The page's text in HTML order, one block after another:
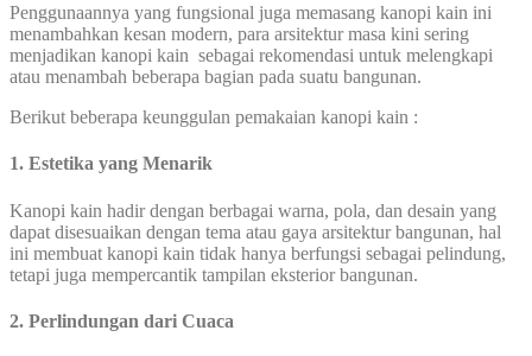
Penggunaannya yang fungsional juga memasang kanopi kain ini
menambahkan kesan modern, para arsitektur masa kini sering
menjadikan kanopi kain sebagai rekomendasi untuk melengkapi
atau menambah beberapa bagian pada suatu bangunan.
Berikut beberapa keunggulan pemakaian kanopi kain :
1. Estetika yang Menarik
Kanopi kain hadir dengan berbagai warna, pola, dan desain yang
dapat disesuaikan dengan tema atau gaya arsitektur bangunan, hal
ini membuat kanopi kain tidak hanya berfungsi sebagai pelindung,
tetapi juga mempercantik tampilan eksterior bangunan.
2. Perlindungan dari Cuaca